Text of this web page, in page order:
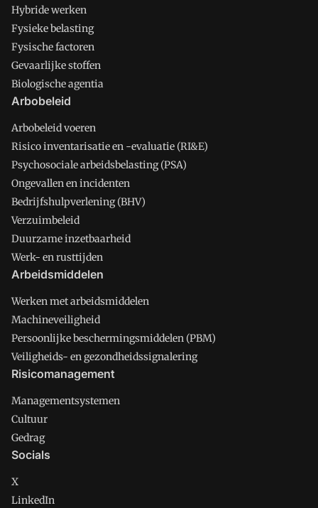
Hybride werken
Fysieke belasting
Fysische factoren
Gevaarlijke stoffen
Biologische agentia
Arbobeleid
Arbobeleid voeren
Risico inventarisatie en -evaluatie (RI&E)
Psychosociale arbeidsbelasting (PSA)
Ongevallen en incidenten
Bedrijfshulpverlening (BHV)
Verzuimbeleid
Duurzame inzetbaarheid
Werk- en rusttijden
Arbeidsmiddelen
Werken met arbeidsmiddelen
Machineveiligheid
Persoonlijke beschermingsmiddelen (PBM)
Veiligheids- en gezondheidssignalering
Risicomanagement
Managementsystemen
Cultuur
Gedrag
Socials
X
LinkedIn